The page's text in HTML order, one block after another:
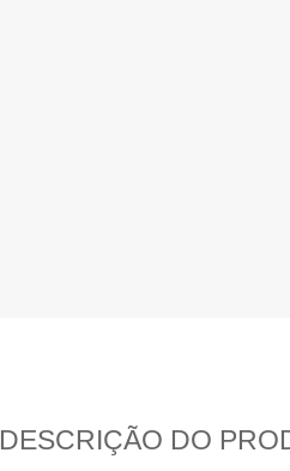
DESCRIÇÃO DO